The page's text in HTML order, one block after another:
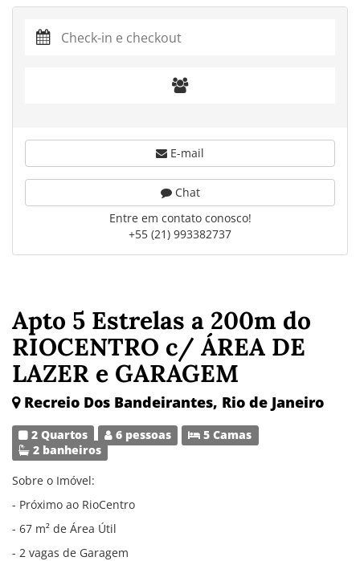
Apto 5 Estrelas a 200m do
RIOCENTRO c/ ÁREA DE
LAZER e GARAGEM
Recreio Dos Bandeirantes, Rio de Janeiro
2 Quartos 6 pessoas
5 Camas
2 banheiros
Sobre o Imóvel:
- Próximo ao RioCentro
- 67 m² de Área Útil
- 2 vagas de Garagem
E-mail
Chat
Entre em contato conosco!
+55 (21) 993382737